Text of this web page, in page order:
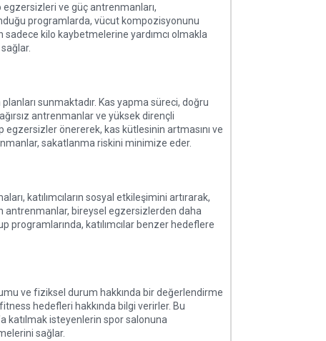
ve güç antrenmanları,
programlarda, vücut kompozisyonunu
sadece kilo kaybetmelerine yardımcı olmakla
sunmaktadır. Kas yapma süreci, doğru
antrenmanlar ve yüksek dirençli
egzersizler önererek, kas kütlesinin artmasını ve
sakatlanma riskini minimize eder.
katılımcıların sosyal etkileşimini artırarak,
antrenmanlar, bireysel egzersizlerden daha
katılımcılar benzer hedeflere
ve fiziksel durum hakkında bir değerlendirme
hedefleri hakkında bilgi verirler. Bu
katılmak isteyenlerin spor salonuna
sağlar.